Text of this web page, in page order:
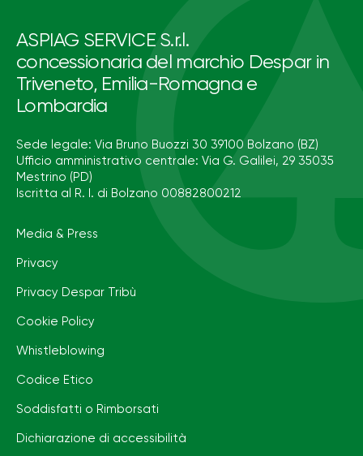
ASPIAG SERVICE S.r.l.
concessionaria del marchio Despar in
Triveneto, Emilia-Romagna e
Lombardia
Sede legale: Via Bruno Buozzi 30 39100 Bolzano (BZ)
Ufficio amministrativo centrale: Via G. Galilei, 29 35035
Mestrino (PD)
Iscritta al R. I. di Bolzano 00882800212
Media & Press
Privacy
Privacy Despar Tribù
Cookie Policy
Whistleblowing
Codice Etico
Soddisfatti o Rimborsati
Dichiarazione di accessibilità